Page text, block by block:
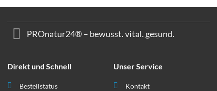
PROnatur24® – bewusst. vital. gesund.
Direkt und Schnell
Bestellstatus
Unser Service
Kontakt